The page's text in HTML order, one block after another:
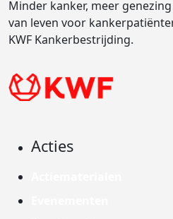
Minder kanker, meer
van leven voor
KWF Kankerbestrijding.
Acties